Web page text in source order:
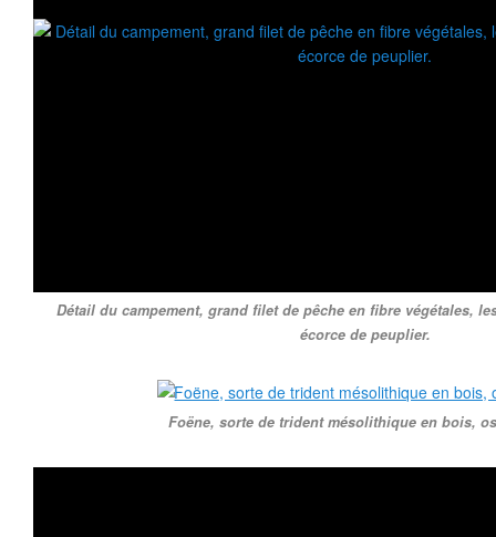
Détail du campement, grand filet de pêche en fibre végétales,
écorce de peuplier.
Foëne, sorte de trident mésolithique en bois,